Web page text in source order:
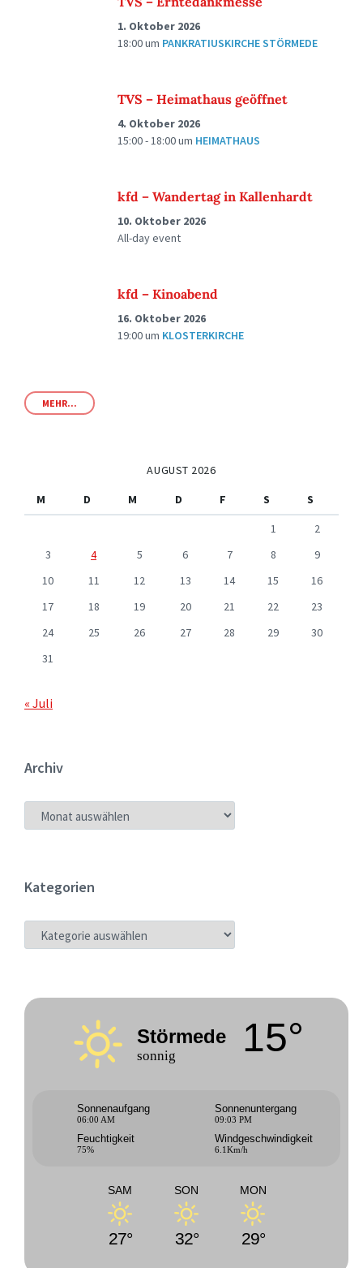
1. Oktober 2026
18:00um PANKRATIUSKIRCHE STÖRMEDE
TVS – Heimathaus geöffnet
4. Oktober 2026
15:00 - 18:00um HEIMATHAUS
kfd – Wandertag in Kallenhardt
10. Oktober 2026
All-day event
kfd – Kinoabend
16. Oktober 2026
19:00um KLOSTERKIRCHE
MEHR...
AUGUST 2026
M
D M D F S
S
1
2
3
4 5 6 7 8
9
10
11 12 13 14 15
16
17
18 19 20 21 22
23
24
25 26 27 28 29
30
31
« Juli
Archiv
ARCHIV
Kategorien
KATEGORIEN
Störmede
sonnig 15°
Sonnenaufgang
06:00 AM
Sonnenuntergang
09:03 PM
Feuchtigkeit
75%
Windgeschwindigkeit
6.1Km/h
SAM
27°
SON
32°
MON
29°